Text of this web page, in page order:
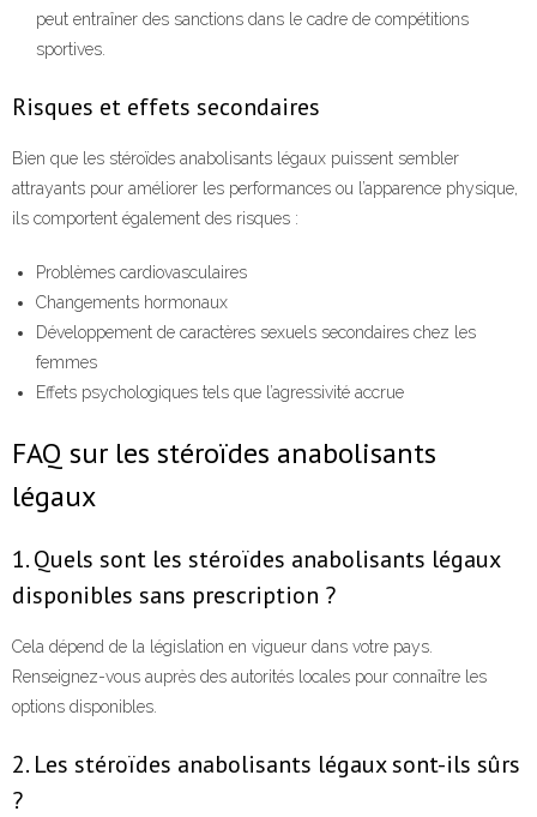
peut entraîner des sanctions dans le cadre de compétitions
sportives.
Risques et effets secondaires
Bien que les stéroïdes anabolisants légaux puissent sembler
attrayants pour améliorer les performances ou l’apparence physique,
ils comportent également des risques :
Problèmes cardiovasculaires
Changements hormonaux
Développement de caractères sexuels secondaires chez les
femmes
Effets psychologiques tels que l’agressivité accrue
FAQ sur les stéroïdes anabolisants
légaux
1. Quels sont les stéroïdes anabolisants légaux
disponibles sans prescription ?
Cela dépend de la législation en vigueur dans votre pays.
Renseignez-vous auprès des autorités locales pour connaître les
options disponibles.
2. Les stéroïdes anabolisants légaux sont-ils sûrs
?